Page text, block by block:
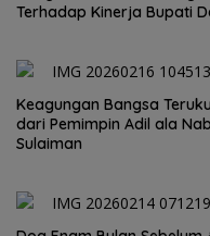
Terhadap Kinerja Bupati
Keagungan Bangsa
dari Pemimpin Adil ala
Sulaiman